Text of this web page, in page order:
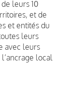
leurs 10
et de
et entités du
leurs
avec leurs
local